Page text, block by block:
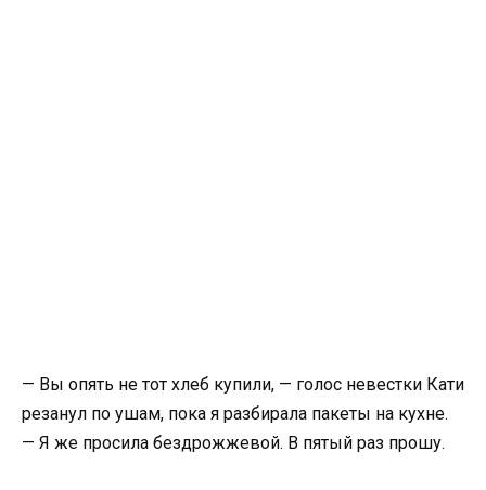
— Вы опять не тот хлеб купили, — голос невестки Кати
резанул по ушам, пока я разбирала пакеты на кухне.
— Я же просила бездрожжевой. В пятый раз прошу.